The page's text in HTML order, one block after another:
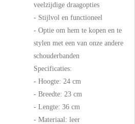
veelzijdige draagopties
- Stijlvol en functioneel
- Optie om hem te kopen en te
stylen met een van onze andere
schouderbanden
Specificaties:
- Hoogte: 24 cm
- Breedte: 23 cm
- Lengte: 36 cm
- Materiaal: leer